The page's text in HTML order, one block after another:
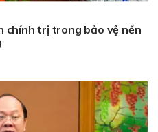
chính trị trong bảo vệ nền